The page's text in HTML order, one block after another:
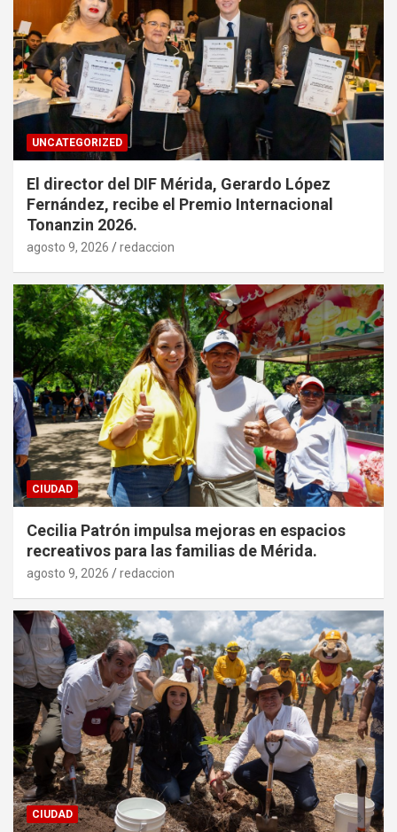
UNCATEGORIZED
El director del DIF Mérida, Gerardo López
Fernández, recibe el Premio Internacional
Tonanzin 2026.
agosto 9, 2026 redaccion
CIUDAD
Cecilia Patrón impulsa mejoras en espacios
recreativos para las familias de Mérida.
agosto 9, 2026 redaccion
CIUDAD